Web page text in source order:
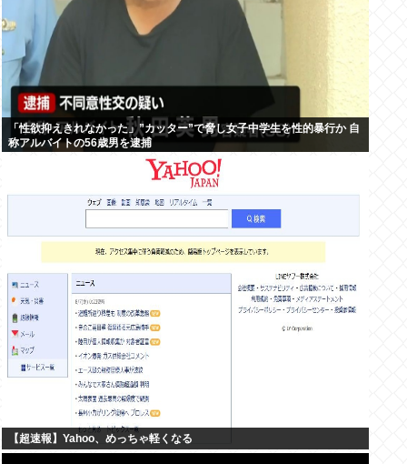
「性欲抑えきれなかった」”カッター”で脅し女子中学生を性的暴行か 自
称アルバイトの56歳男を逮捕
【超速報】Yahoo、めっちゃ軽くなる